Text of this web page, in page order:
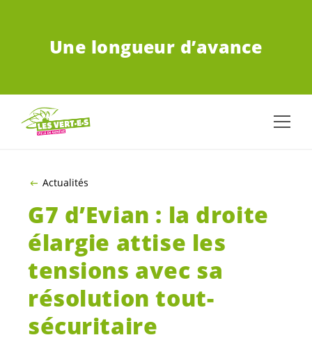
Une longueur d’avance
Actualités
G7 d’Evian : la droite
élargie attise les
tensions avec sa
résolution tout-
sécuritaire